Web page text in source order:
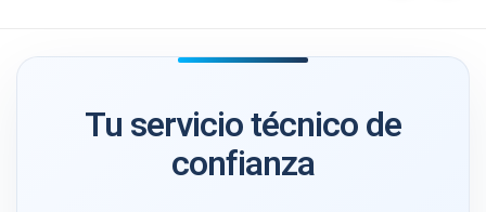
Tu servicio técnico de
confianza